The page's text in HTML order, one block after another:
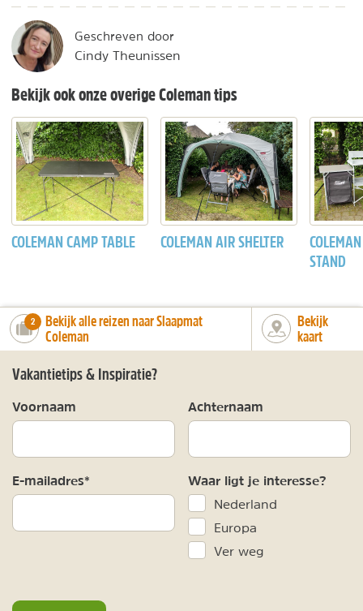
Geschreven door
Cindy Theunissen
Bekijk ook onze overige Coleman tips
COLEMAN CAMP TABLE COLEMAN AIR SHELTER
STAND
number_of_trips:
2
Bekijk alle reizen naar Slaapmat
Coleman
Bekijk
kaart
Vakantietips & Inspiratie?
Voornaam Achternaam
E-mailadres* Waar ligt je interesse?
Nederland
Europa
Ver weg